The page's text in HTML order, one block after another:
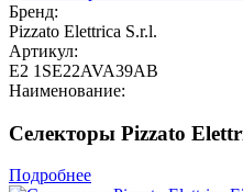
Бренд:
Pizzato Elettrica S.r.l.
Артикул:
E2 1SE22AVA39AB
Наименование:
Селекторы Pizzato
Подробнее